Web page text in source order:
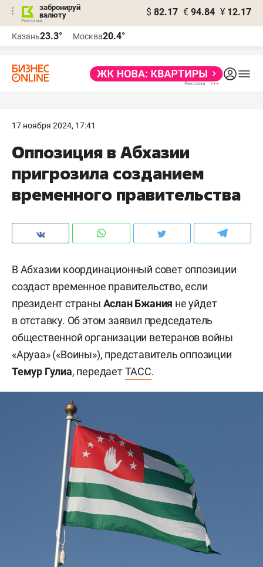
забронируй
валюту
$ 82.17 € 94.84 ¥ 12.17
Казань23.3° Москва20.4°
17 ноября 2024, 17:41
Оппозиция в Абхазии
пригрозила созданием
временного правительства
В Абхазии координационный совет оппозиции
создаст временное правительство, если
президент страны Аслан Бжания не уйдет
в отставку. Об этом заявил председатель
общественной организации ветеранов войны
«Аруаа» («Воины»), представитель оппозиции
Темур Гулиа, передаетТАСС.